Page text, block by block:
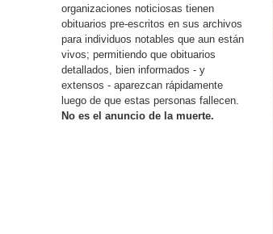
organizaciones noticiosas tienen
obituarios pre-escritos en sus archivos
para individuos notables que aun están
vivos; permitiendo que obituarios
detallados, bien informados - y
extensos - aparezcan rápidamente
luego de que estas personas fallecen.
No es el anuncio de la muerte.